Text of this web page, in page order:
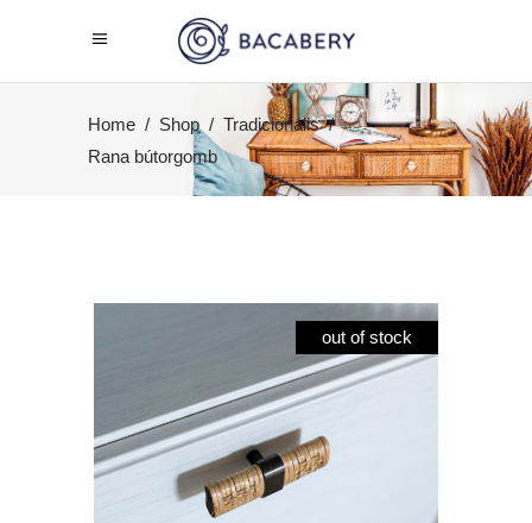
Home / Shop/ Tradicionális/
Rana bútorgomb
out of stock